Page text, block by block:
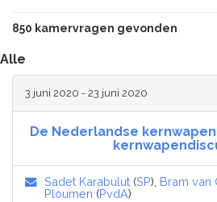
850 kamervragen gevonden
Alle
3 juni 2020 - 23 juni 2020
De Nederlandse
Sadet Karabulut (SP), Bram van
Ploumen (PvdA)